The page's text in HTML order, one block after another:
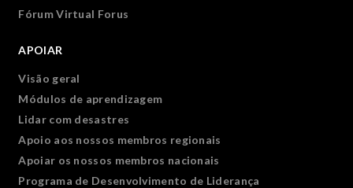
Fórum Virtual Forus
APOIAR
Visão geral
Módulos de aprendizagem
Lidar com desastres
Apoio aos nossos membros regionais
Apoiar os nossos membros nacionais
Programa de Desenvolvimento de Liderança